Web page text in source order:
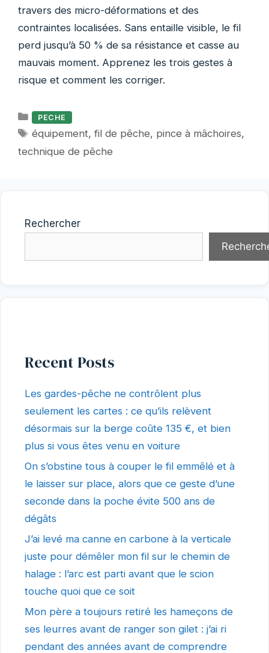
travers des micro-déformations et des
contraintes localisées. Sans entaille visible, le fil
perd jusqu’à 50 % de sa résistance et casse au
mauvais moment. Apprenez les trois gestes à
risque et comment les corriger.
Catégories
PECHE
Étiquettes
équipement,fil de pêche, pince à mâchoires,
technique de pêche
Rechercher
Recent Posts
Les gardes-pêche ne contrôlent plus
seulement les cartes : ce qu’ils relèvent
désormais sur la berge coûte 135 €, et bien
plus si vous êtes venu en voiture
On s’obstine tous à couper le fil emmêlé et à
le laisser sur place, alors que ce geste d’une
seconde dans la poche évite 500 ans de
dégâts
J’ai levé ma canne en carbone à la verticale
juste pour démêler mon fil sur le chemin de
halage : l’arc est parti avant que le scion
touche quoi que ce soit
Mon père a toujours retiré les hameçons de
ses leurres avant de ranger son gilet : j’ai ri
pendant des années avant de comprendre